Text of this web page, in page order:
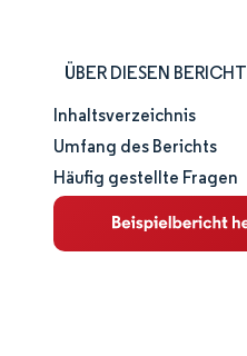
ÜBER DIESEN BERICHT
Marktgröße und -anteil
Marktanalyse
Trends und Einblicke
Inhaltsverzeichnis
Umfang des Berichts
Häufig gestellte Fragen